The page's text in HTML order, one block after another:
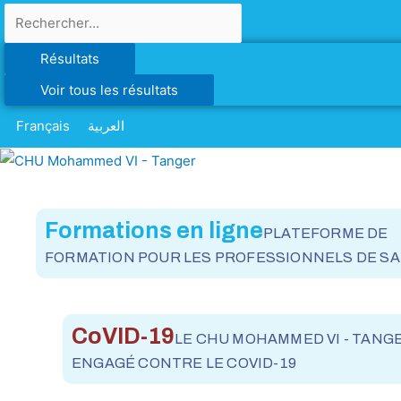
Résultats
Voir tous les résultats
Français العربية
Formations en lignePLATEFORME DE
FORMATION POUR LES PROFESSIONNELS DE
CoVID-19LE CHU MOHAMMED VI -
ENGAGÉ CONTRE LE COVID-19